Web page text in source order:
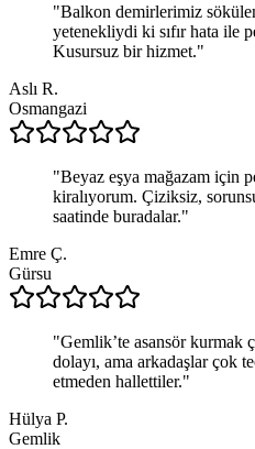
"Balkon demirlerimiz
yetenekliydi ki sıfır hata ile
Kusursuz bir hizmet."
Aslı R.
Osmangazi
"Beyaz eşya mağazam için
kiralıyorum. Çiziksiz,
saatinde buradalar."
Emre Ç.
Gürsu
"Gemlik’te asansör kurmak
dolayı, ama arkadaşlar çok
etmeden hallettiler."
Hülya P.
Gemlik